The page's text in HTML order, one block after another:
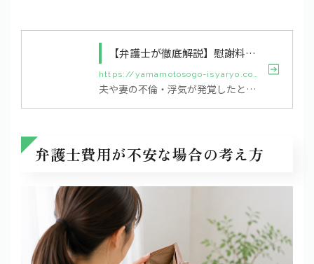
【弁護士が徹底解説】慰謝料請求の金額はどう決まる？相場と増額の鍵を公開！
夫や妻の不倫・浮気が発覚したとき、多くの方が考えるのが「慰謝料請求」です。裏切られた心の傷や生活への影響を金銭的に償ってもらいたいと思うのは当然のことです。とはいえ、実際に慰謝料を請求する際に気になるのは「相場はいくらなのか」「自分のケースではどのくらい請求できるのか」という点ではないでしょうか。 慰謝料の金額は、一律ではなく、不倫の期間や悪質性、婚姻生活への影響、証拠の有無など、さまざまな要素を総合的に考慮して決まります。適正な慰謝料を獲得するためにも、ポイントを押さえて、後悔のない請...
弁護士費用が不安な場合の考え方